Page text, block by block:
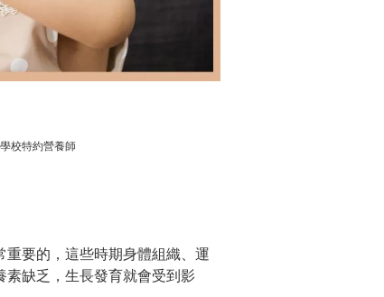
校特約營養師
要的，這些時期身體組織、運
素缺乏，生長發育就會受到影